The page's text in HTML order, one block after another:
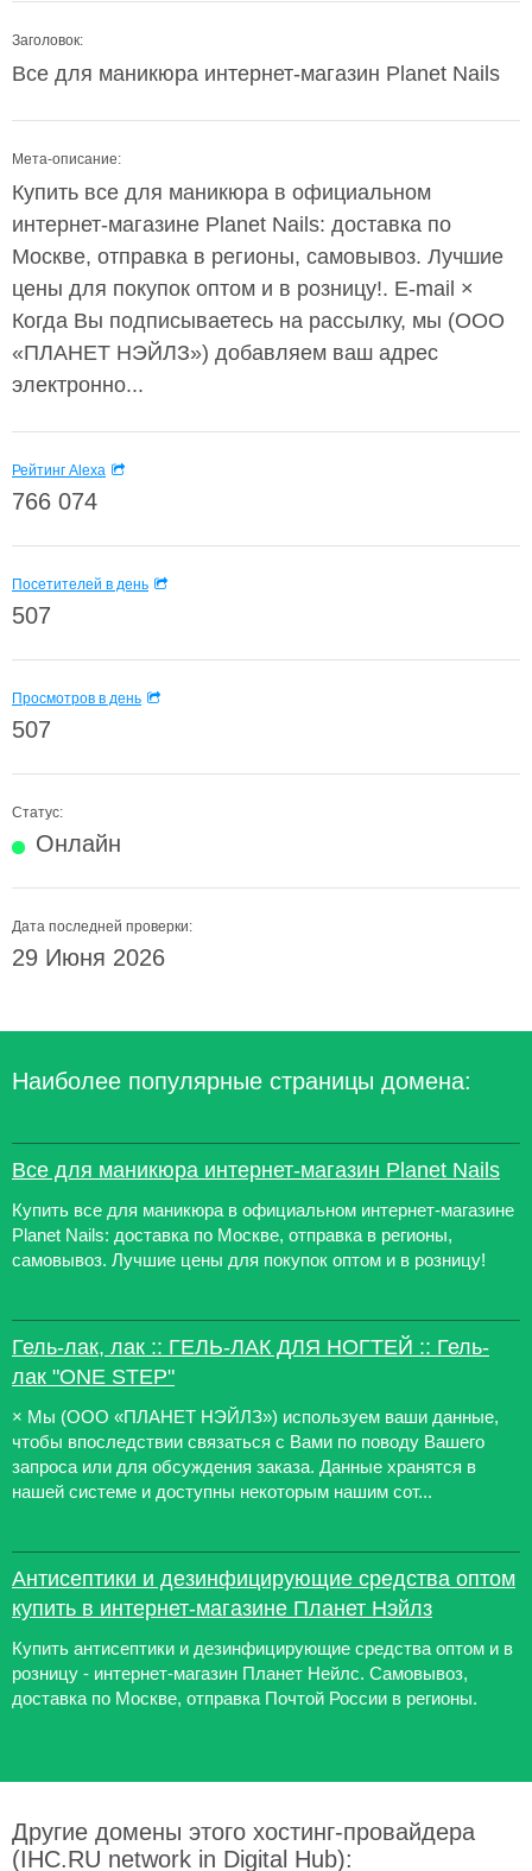
Заголовок:
Все для маникюра интернет-магазин Planet Nails
Мета-описание:
Купить все для маникюра в официальном
интернет-магазине Planet Nails: доставка по
Москве, отправка в регионы, самовывоз. Лучшие
цены для покупок оптом и в розницу!. E-mail ×
Когда Вы подписываетесь на рассылку, мы (ООО
«ПЛАНЕТ НЭЙЛЗ») добавляем ваш адрес
электронно...
Рейтинг Alexa
766 074
Посетителей в день
507
Просмотров в день
507
Статус:
Онлайн
Дата последней проверки:
29 Июня 2026
Наиболее популярные страницы домена:
Все для маникюра интернет-магазин Planet Nails
Купить все для маникюра в официальном интернет-магазине
Planet Nails: доставка по Москве, отправка в регионы,
самовывоз. Лучшие цены для покупок оптом и в розницу!
Гель-лак, лак :: ГЕЛЬ-ЛАК ДЛЯ НОГТЕЙ :: Гель-
лак "ONE STEP"
× Мы (ООО «ПЛАНЕТ НЭЙЛЗ») используем ваши данные,
чтобы впоследствии связаться с Вами по поводу Вашего
запроса или для обсуждения заказа. Данные хранятся в
нашей системе и доступны некоторым нашим сот...
Антисептики и дезинфицирующие средства оптом
купить в интернет-магазине Планет Нэйлз
Купить антисептики и дезинфицирующие средства оптом и в
розницу - интернет-магазин Планет Нейлс. Самовывоз,
доставка по Москве, отправка Почтой России в регионы.
Другие домены этого хостинг-провайдера
(IHC.RU network in Digital Hub):